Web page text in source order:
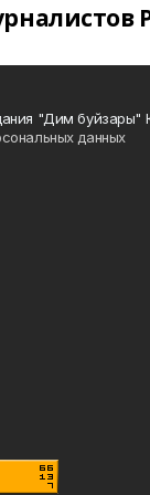
"Дим буйзары"
данных